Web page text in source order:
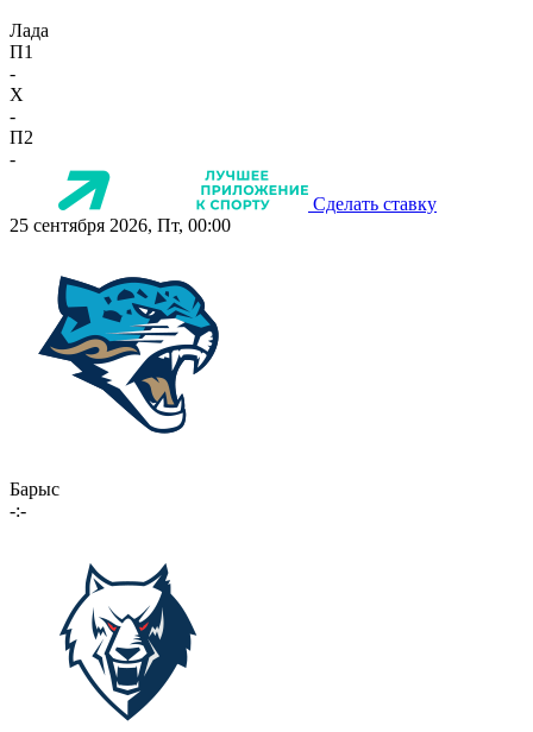
Лада
П1
-
X
-
П2
-
Сделать ставку
25 сентября 2026, Пт, 00:00
Барыс
-:-